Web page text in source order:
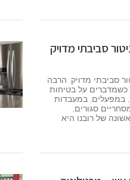
סביבתי מדויק
סביבתי מדויק: הרבה
כשמדברים על בטיחות
במפעלים, במעבדות
סגורים,
של רובנו היא